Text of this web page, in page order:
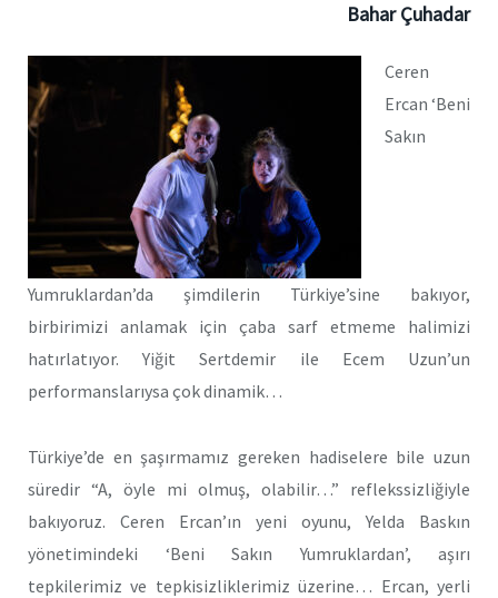
Bahar Çuhadar
Ceren
Ercan ‘Beni
Sakın
Yumruklardan’da şimdilerin Türkiye’sine bakıyor,
birbirimizi anlamak için çaba sarf etmeme halimizi
hatırlatıyor. Yiğit Sertdemir ile Ecem Uzun’un
performanslarıysa çok dinamik…
Türkiye’de en şaşırmamız gereken hadiselere bile uzun
süredir “A, öyle mi olmuş, olabilir…” reflekssizliğiyle
bakıyoruz. Ceren Ercan’ın yeni oyunu, Yelda Baskın
yönetimindeki ‘Beni Sakın Yumruklardan’, aşırı
tepkilerimiz ve tepkisizliklerimiz üzerine… Ercan, yerli